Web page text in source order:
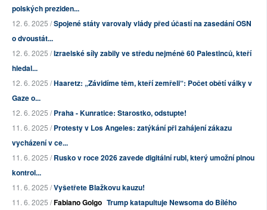
polských preziden...
12. 6. 2025 /Spojené státy varovaly vlády před účastí na zasedání OSN
o dvoustát...
12. 6. 2025 /Izraelské síly zabily ve středu nejméně 60 Palestinců, kteří
hledal...
12. 6. 2025 /Haaretz: „Závidíme těm, kteří zemřeli“: Počet obětí války v
Gaze o...
12. 6. 2025 /Praha - Kunratice: Starostko, odstupte!
11. 6. 2025 /Protesty v Los Angeles: zatýkání při zahájení zákazu
vycházení v ce...
11. 6. 2025 /Rusko v roce 2026 zavede digitální rubl, který umožní plnou
kontrol...
11. 6. 2025 /Vyšetřete Blažkovu kauzu!
11. 6. 2025 /Fabiano Golgo Trump katapultuje Newsoma do Bílého